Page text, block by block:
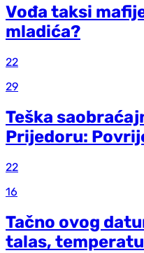
Vođa taksi
mladića?
22
29
Teška
Prijedoru:
22
16
Tačno ovog
talas,